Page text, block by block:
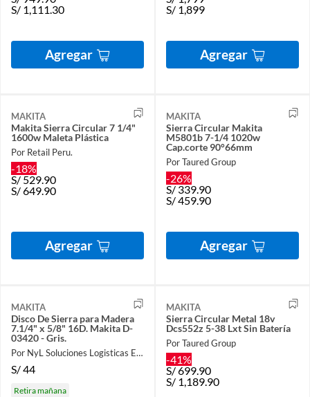
S/ 1,111.30
Agregar
S/ 1,899
Agregar
MAKITA
Makita Sierra Circular 7 1/4"
1600w Maleta Plástica
Por Retail Peru.
-18%
S/ 529.90
S/649.90
Agregar
MAKITA
Sierra Circular Makita
M5801b 7-1/4 1020w
Cap.corte 90°66mm
Por Taured Group
-26%
S/ 339.90
S/459.90
Agregar
MAKITA
Disco De Sierra para Madera
7.1/4" x 5/8" 16D. Makita D-
03420 - Gris.
Por NyL Soluciones Logisticas EIRL
S/44
Retira mañana
MAKITA
Sierra Circular Metal 18v
Dcs552z 5-38 Lxt Sin Batería
Por Taured Group
-41%
S/699.90
S/ 1,189.90